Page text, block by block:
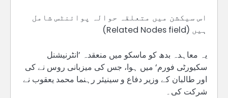
اس سیکشن میں متعلقہ حوالہ پوائنٹس شامل
ہیں (Related Nodes field)
یہ معاہدہ بدھ کو ماسکو میں منعقدہ ’انٹرنیشنل
سکیورٹی فورم‘ میں ہوا، جس کی میزبانی روس نے کی
اور طالبان کے وزیر دفاع و سینیئر رہنما محمد یعقوب نے
شرکت کی۔